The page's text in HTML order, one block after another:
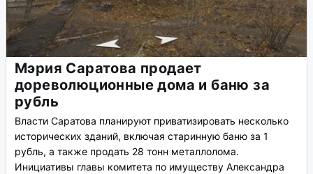
Мэрия Саратова продает
дореволюционные дома и баню за
рубль
Власти Саратова планируют приватизировать несколько
исторических зданий, включая старинную баню за 1
рубль, а также продать 28 тонн металлолома.
Инициативы главы комитета по имуществу Александра